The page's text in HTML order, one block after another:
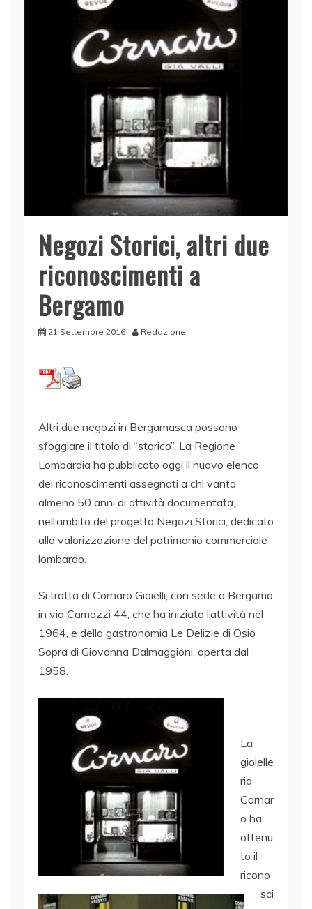
Negozi Storici, altri due
riconoscimenti a
Bergamo
21 Settembre 2016 Redazione
Altri due negozi in Bergamasca possono
sfoggiare il titolo di “storico”. La Regione
Lombardia ha pubblicato oggi il nuovo elenco
dei riconoscimenti assegnati a chi vanta
almeno 50 anni di attività documentata,
nell’ambito del progetto Negozi Storici, dedicato
alla valorizzazione del patrimonio commerciale
lombardo.
Si tratta di Cornaro Gioielli, con sede a Bergamo
in via Camozzi 44, che ha iniziato l’attività nel
1964, e della gastronomia Le Delizie di Osio
Sopra di Giovanna Dalmaggioni, aperta dal
1958.
La
gioielle
ria
Cornar
o ha
ottenu
to il
ricono
sci